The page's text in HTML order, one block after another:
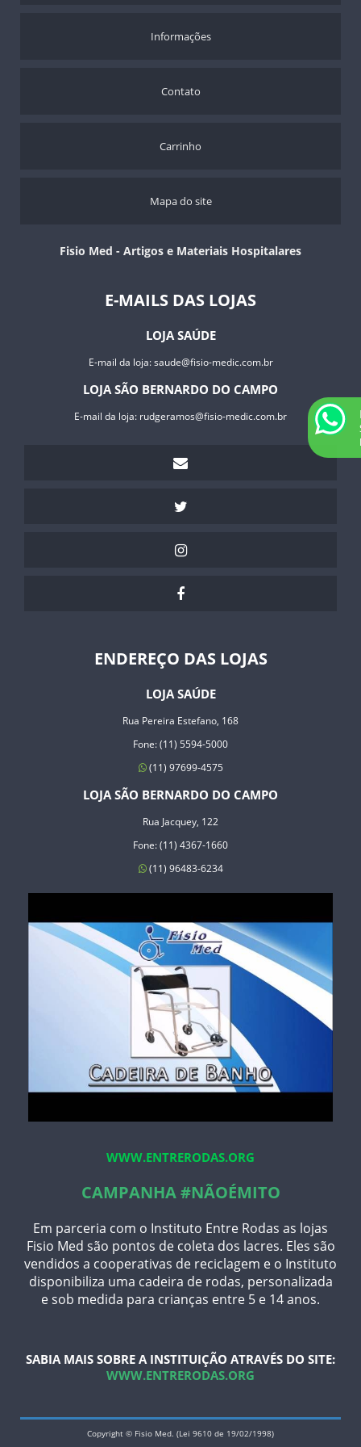
Informações
Contato
Carrinho
Mapa do site
Fisio Med - Artigos e Materiais Hospitalares
E-MAILS DAS LOJAS
LOJA SAÚDE
E-mail da loja:saude@fisio-medic.com.br
LOJA SÃO BERNARDO DO CAMPO
E-mail da loja: rudgeramos@fisio-medic.com.br
ENDEREÇO DAS LOJAS
LOJA SAÚDE
Rua Pereira Estefano, 168
Fone: (11) 5594-5000
(11) 97699-4575
LOJA SÃO BERNARDO DO CAMPO
Rua Jacquey, 122
Fone: (11) 4367-1660
(11) 96483-6234
WWW.ENTRERODAS.ORG
CAMPANHA #NÃOÉMITO
Em parceria com o Instituto Entre Rodas as lojas
Fisio Med são pontos de coleta dos lacres. Eles são
vendidos a cooperativas de reciclagem e o Instituto
disponibiliza uma cadeira de rodas, personalizada
e sob medida para crianças entre 5 e 14 anos.
SABIA MAIS SOBRE A INSTITUIÇÃO ATRAVÉS DO SITE:
WWW.ENTRERODAS.ORG
Copyright © Fisio Med. (Lei 9610 de 19/02/1998)